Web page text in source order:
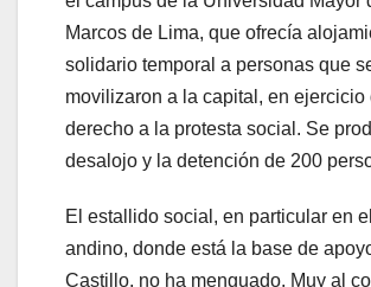
Marcos de Lima, que ofrecía
solidario temporal a personas que
movilizaron a la capital, en ejercicio
derecho a la protesta social. Se
desalojo y la detención de 200
El estallido social, en particular en
andino, donde está la base de
Castillo, no ha menguado. Muy al